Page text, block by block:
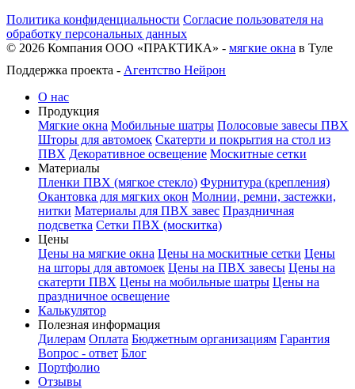
Политика конфиденциальности Согласие пользователя на
обработку персональных данных
© 2026 Компания ООО «ПРАКТИКА» - мягкие окна в Туле
Поддержка проекта - Агентство Нейрон
О нас
Продукция
Мягкие окна Мобильные шатры Полосовые завесы ПВХ
Шторы для автомоек Скатерти и покрытия на стол из
ПВХ Декоративное освещение Москитные сетки
Материалы
Пленки ПВХ (мягкое стекло) Фурнитура (крепления)
Окантовка для мягких окон Молнии, ремни, застежки,
нитки Материалы для ПВХ завес Праздничная
подсветка Сетки ПВХ (москитка)
Цены
Цены на мягкие окна Цены на москитные сетки Цены
на шторы для автомоек Цены на ПВХ завесы Цены на
скатерти ПВХ Цены на мобильные шатры Цены на
праздничное освещение
Калькулятор
Полезная информация
Дилерам Оплата Бюджетным организациям Гарантия
Вопрос - ответ Блог
Портфолио
Отзывы